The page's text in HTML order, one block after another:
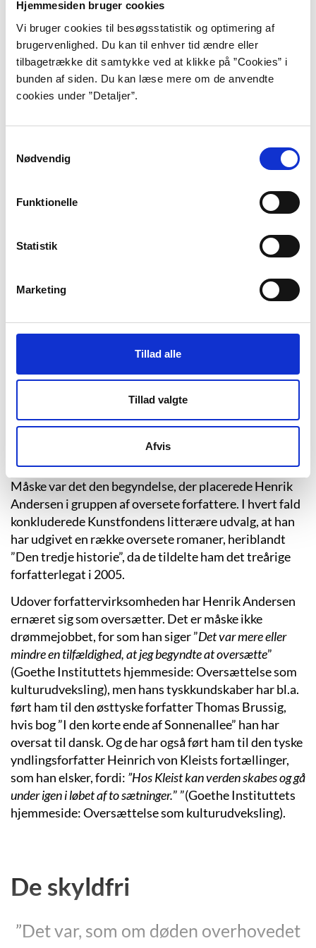
Hjemmesiden bruger cookies
Vi bruger cookies til besøgsstatistik og optimering af
brugervenlighed. Du kan til enhver tid ændre eller
tilbagetrække dit samtykke ved at klikke på ”Cookies” i
bunden af siden. Du kan læse mere om de anvendte
cookies under ”Detaljer”.
Nødvendig
Funktionelle
Statistik
Marketing
Tillad alle
Tillad valgte
Afvis
”Beskyttelseszonen”, s. 286.
Henrik Andersen er vokset op i Assens på Fyn, men
har siden 1998 boet i udlandet. Han har boet mange år
svenske kone.
Forfatterdrømmen har været intakt, siden han som
færdig student fra handelsgymnasiet rejste til
Han drømte om at skrive barske drengerøvshistorier
første spæde forfatterforsøg gjorde han udi lyrikken,
året før sin litterære debut.
De tidlige skriblerier er blevet i skrivebordsskuffen,
men i 1995 kom hans første roman ”De skyldfri”. En
roman med en jeg-fortæller og en historie, der ligger
tæt op ad Henrik Andersens virkeligejegog liv. Bogen
drømme. Kritikkernes modtagelse var ikke
overvældende positive, men der var dog bred enighed
om, at Henrik Andersens sprog fungerede godt og
Måske var det den begyndelse, der placerede Henrik
Andersen i gruppen af oversete forfattere. I hvert fald
konkluderede Kunstfondens litterære udvalg, at han
har udgivet en række oversete romaner, heriblandt
”Den tredje historie”, da de tildelte ham det treårige
forfatterlegat i 2005.
Udover forfattervirksomheden har Henrik Andersen
ernæret sig som oversætter. Det er måske ikke
drømmejobbet, for som han siger ”Det var mere eller
mindre en tilfældighed, at jeg begyndte at oversætte”
(Goethe Instituttets hjemmeside: Oversættelse som
kulturudveksling), men hans tyskkundskaber har bl.a.
ført ham til den østtyske forfatter Thomas Brussig,
hvis bog ”I den korte ende af Sonnenallee” han har
oversat til dansk. Og de har også ført ham til den tyske
yndlingsforfatter Heinrich von Kleists fortællinger,
som han elsker, fordi: ”Hos Kleist kan verden skabes og gå
under igen i løbet af to sætninger.” ”(Goethe Instituttets
hjemmeside: Oversættelse som kulturudveksling).
De skyldfri
”Det var, som om døden overhovedet